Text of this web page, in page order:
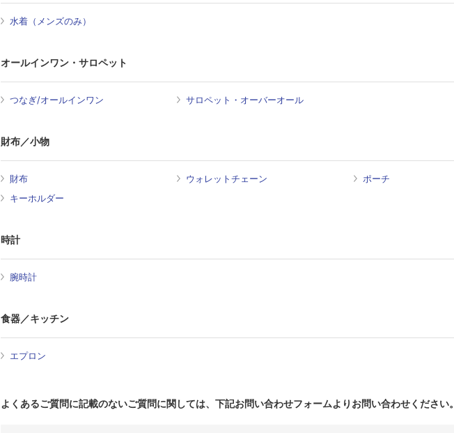
水着（メンズのみ）
オールインワン・サロペット
つなぎ/オールインワン サロペット・オーバーオール
財布／小物
財布 ウォレットチェーン
ポーチ
キーホルダー
時計
腕時計
食器／キッチン
エプロン
よくあるご質問に記載のないご質問に関しては、下記お問い合わせフォームよりお問い合わせください。